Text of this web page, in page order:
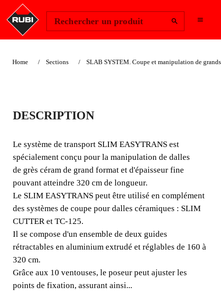
Rechercher un produit
Home Sections SLAB SYSTEM. Coupe et manipulation de
TRANSPORTEUR
SLIM EASYTRANS
POUR LE TRANSPORT DE
CARREAUX EN CÉRAME DE
GRANDS FORMATS
Le système de transport SLIM EASYTRANS est
spécialement conçu pour la manipulation de dalles
de grès céram de grand format et d'épaisseur fine pouvant
atteindre 320 cm de longueur.
DESCRIPTION
Le système de transport SLIM EASYTRANS est
spécialement conçu pour la manipulation de dalles
de grès céram de grand format et d'épaisseur fine
pouvant atteindre 320 cm de longueur.
Le SLIM EASYTRANS peut être utilisé en complément
des systèmes de coupe pour dalles céramiques : SLIM
CUTTER et TC-125.
Il se compose d'un ensemble de deux guides
rétractables en aluminium extrudé et réglables de 160 à
320 cm.
Grâce aux 10 ventouses, le poseur peut ajuster les
points de fixation, assurant ainsi...